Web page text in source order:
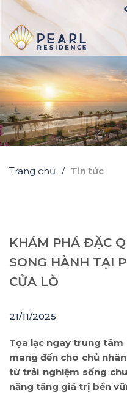
Trang chủ Tin tức
KHÁM PHÁ ĐẶC
SONG HÀNH TẠI
CỬA LÒ
21/11/2025
Tọa lạc ngay trung tâm
mang đến cho chủ
từ trải nghiệm sống
năng tăng giá trị bền